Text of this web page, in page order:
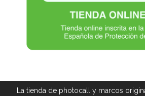
La tienda de photocall y marcos